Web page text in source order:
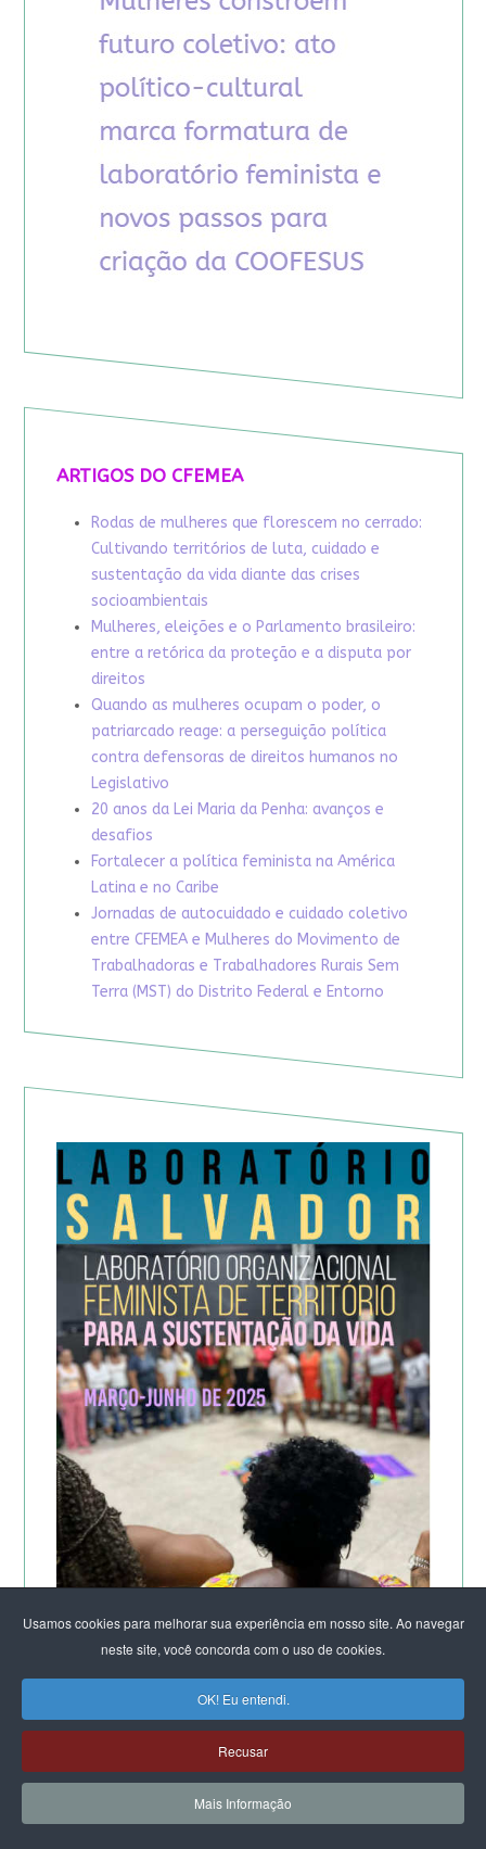
Usamos cookies para melhorar sua experiência em nosso site. Ao navegar
neste site, você concorda com o uso de cookies.
OK! Eu entendi.
Recusar
Mais Informação
ARTIGOS DO CFEMEA
Rodas de mulheres que florescem no cerrado:
Cultivando territórios de luta, cuidado e
sustentação da vida diante das crises
socioambientais
Mulheres, eleições e o Parlamento brasileiro:
entre a retórica da proteção e a disputa por
direitos
Quando as mulheres ocupam o poder, o
patriarcado reage: a perseguição política
contra defensoras de direitos humanos no
Legislativo
20 anos da Lei Maria da Penha: avanços e
desafios
Fortalecer a política feminista na América
Latina e no Caribe
Jornadas de autocuidado e cuidado coletivo
entre CFEMEA e Mulheres do Movimento de
Trabalhadoras e Trabalhadores Rurais Sem
Terra (MST) do Distrito Federal e Entorno
A POTÊNCIA DO LABORATÓRIO ORGANIZACIONAL
FEMINISTA PARA A SUSTENTAÇÃO DA VIDA
DE SALVADOR